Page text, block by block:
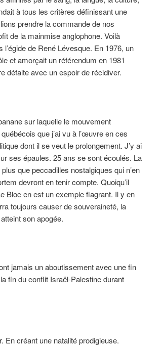
à tous les critères définissant une
prendre la commande de nos
de la mainmise anglophone. Voilà
de René Lévesque. En 1976, un
et amorçait un référendum en 1981
défaite avec un espoir de récidiver.
sur laquelle le mouvement
que j’ai vu à l’œuvre en ces
dont il se veut le prolongement. J’y ai
ses épaules. 25 ans se sont écoulés. La
que peccadilles nostalgiques qui n’en
devront en tenir compte. Quoiqu’il
Bloc en est un exemple flagrant. Il y en
toujours causer de souveraineté, la
son apogée.
jamais un aboutissement avec une fin
fin du conflit Israël-Palestine durant
En créant une natalité prodigieuse.